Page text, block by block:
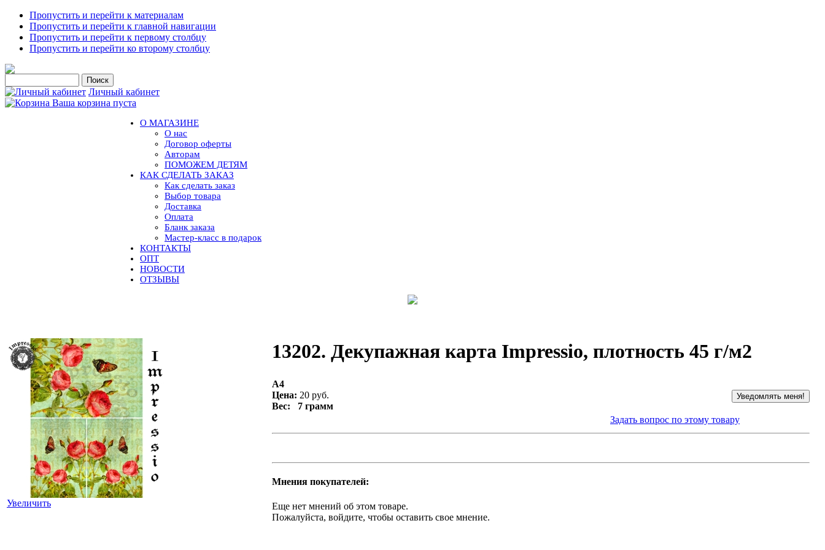
Пропустить и перейти к материалам
Пропустить и перейти к главной навигации
Пропустить и перейти к первому столбцу
Пропустить и перейти ко второму столбцу
Личный кабинет
Ваша корзина пуста
О МАГАЗИНЕ
О нас
Договор оферты
Авторам
ПОМОЖЕМ ДЕТЯМ
КАК СДЕЛАТЬ ЗАКАЗ
Как сделать заказ
Выбор товара
Доставка
Оплата
Бланк заказа
Мастер-класс в подарок
КОНТАКТЫ
ОПТ
НОВОСТИ
ОТЗЫВЫ
Увеличить
13202. Декупажная карта Impressio, плотность 45 г/м2
А4
Цена: 20 руб.
Вес: 7 грамм
Задать вопрос по этому товару
Мнения покупателей:
Еще нет мнений об этом товаре.
Пожалуйста, войдите, чтобы оставить свое мнение.